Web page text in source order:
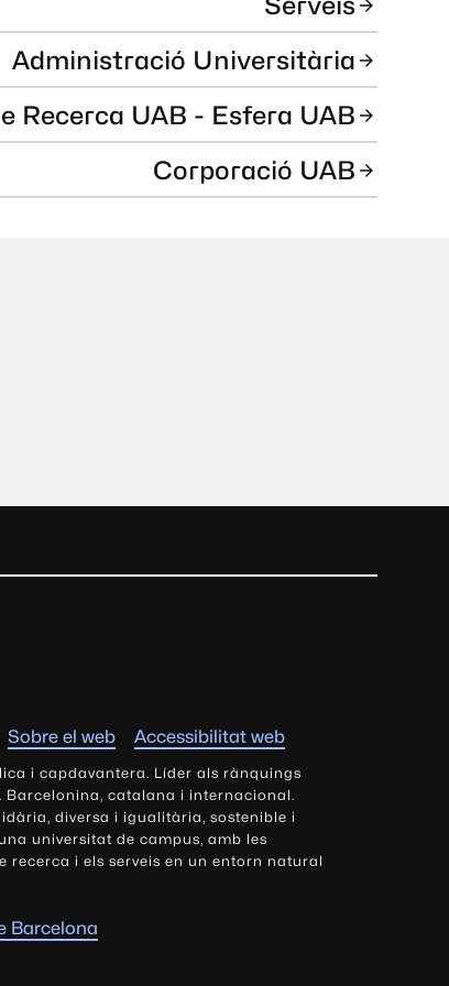
Administració Universitària
Recerca UAB - Esfera UAB
Corporació UAB
Sobre el web Accessibilitat web
i capdavantera. Líder als rànquings
catalana i internacional.
diversa i igualitària, sostenible i
universitat de campus, amb les
recerca i els serveis en un entorn natural
Barcelona